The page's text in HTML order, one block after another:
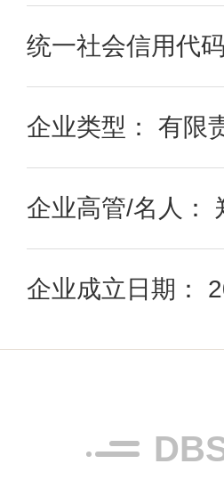
统一社会信用代
企业类型： 有限
企业高管/名人：
企业成立日期：